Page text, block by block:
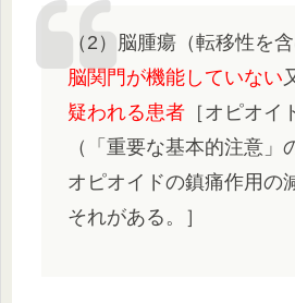
（2）脳腫瘍（転移性を
脳関門が機能していない
疑われる患者［オピオイ
（「重要な基本的注意」
オピオイドの鎮痛作用の
それがある。］